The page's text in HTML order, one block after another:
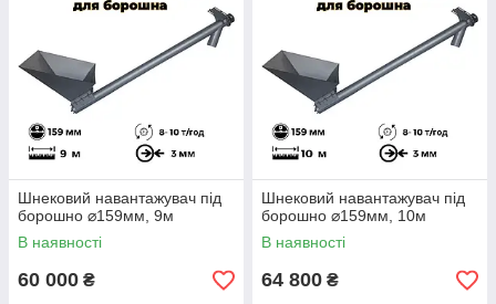
Шнековий навантажувач під
борошно ⌀159мм, 9м
В наявності
60 000 ₴
Шнековий навантажувач під
борошно ⌀159мм, 10м
В наявності
64 800 ₴